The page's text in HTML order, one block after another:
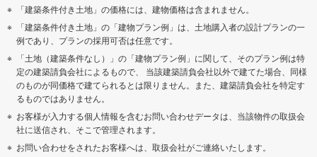
「建築条件付き土地」の価格には、建物価格は含まれません。
「建築条件付き土地」の「建物プラン例」は、土地購入者の設計プランの一
例であり、プランの採用可否は任意です。
「土地（建築条件なし）」の「建物プラン例」に関して、そのプラン例は特
定の建築請負会社によるもので、 当該建築請負会社以外で建てた場合、同様
のものが同価格で建てられるとは限りません。また、建築請負会社を特定す
るものではありません。
お客様が入力する個人情報を含むお問い合わせデータは、当該物件の取扱会
社に送信され、そこで管理されます。
お問い合わせをされたお客様へは、取扱会社がご連絡いたします。